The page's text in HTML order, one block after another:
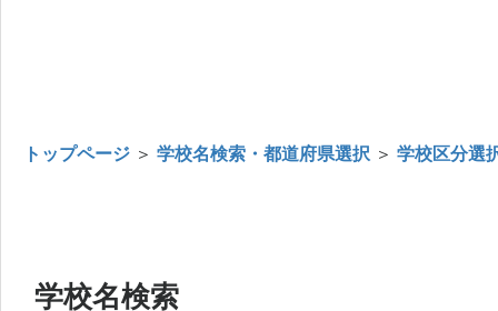
トップページ ＞ 学校名検索・都道府県選択 ＞ 学校区分選
学校名検索